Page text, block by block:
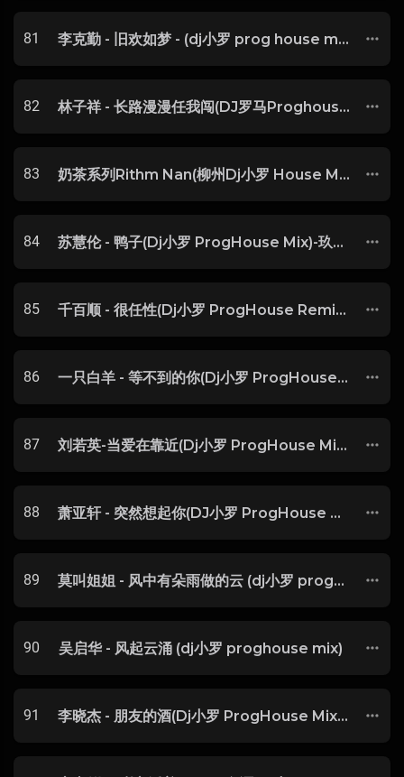
81 李克勤 - 旧欢如梦 - (dj小罗 prog house mix)
82 林子祥 - 长路漫漫任我闯(DJ罗马Proghouse 2020 Remix)
83 奶茶系列Rithm Nan(柳州Dj小罗 House Mix)
84 苏慧伦 - 鸭子(Dj小罗 ProgHouse Mix)-玖零DJ整理♪♫
85 千百顺 - 很任性(Dj小罗 ProgHouse Remix)V2
86 一只白羊 - 等不到的你(Dj小罗 ProgHouse Mix国语女)抖音-SSSSDJ整理♪♫
87 刘若英-当爱在靠近(Dj小罗 ProgHouse Mix )
88 萧亚轩 - 突然想起你(DJ小罗 ProgHouse Mix 国语女)
89 莫叫姐姐 - 风中有朵雨做的云 (dj小罗 proghouse mix)
90 吴启华 - 风起云涌 (dj小罗 proghouse mix)
91 李晓杰 - 朋友的酒(Dj小罗 ProgHouse Mix国语男)